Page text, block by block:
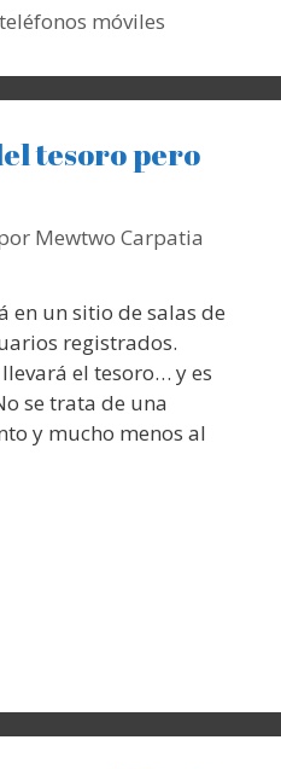
teléfonos móviles
tesoro pero
Mewtwo Carpatia
en un sitio de salas de
registrados.
el tesoro… y es
se trata de una
y mucho menos al